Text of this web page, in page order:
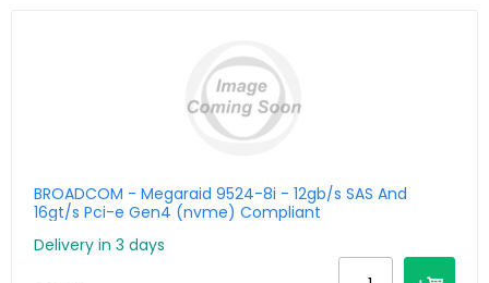
BROADCOM - Megaraid 9524-8i - 12gb/s SAS And
16gt/s Pci-e Gen4 (nvme) Compliant
Delivery in 3 days